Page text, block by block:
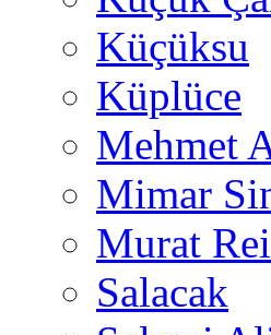
Küçüksu
Küplüce
Mehmet
Mimar
Murat
Salacak